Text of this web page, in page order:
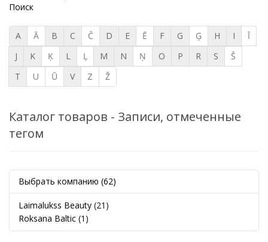
Поиск
A Ā B C Č D E Ē F G Ģ H I
Ī
J
K Ķ L Ļ M N Ņ O P R S
Š
T
U Ū V Z Ž
Каталог товаров - Записи, отмеченные
тегом
Выбрать компанию (62)
Laimalukss Beauty (21)
Roksana Baltic (1)